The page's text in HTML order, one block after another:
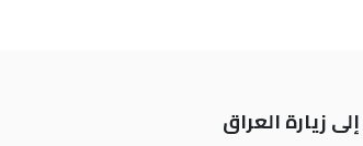
زيارة العراق